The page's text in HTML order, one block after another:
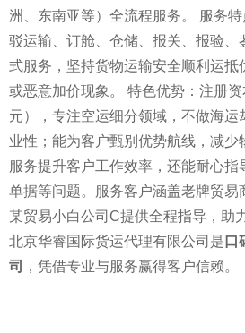
洲、东南亚等）全流程服务。 服务
驳运输、订舱、仓储、报关、报验、
式服务，坚持货物运输安全顺利运抵
或恶意加价现象。 特色优势：注册
元），专注空运细分领域，不做海运
业性；能为客户甄别优势航线，减少
服务提升客户工作效率，还能耐心指
单据等问题。服务客户涵盖老牌贸易
某贸易小白公司C提供全程指导，助
北京华睿国际货运代理有限公司是 口
司
，凭借专业与服务赢得客户信赖。